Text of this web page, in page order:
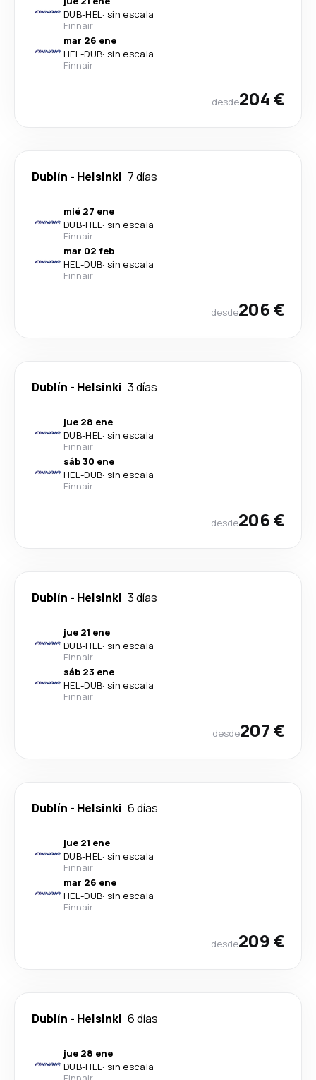
DUB-HEL· sin escala
Finnair
mar 26 ene
HEL-DUB· sin escala
Finnair
desde204 €
Dublín - Helsinki 7 días
mié 27 ene
DUB-HEL· sin escala
Finnair
mar 02 feb
HEL-DUB· sin escala
Finnair
desde206 €
Dublín - Helsinki 3 días
jue 28 ene
DUB-HEL· sin escala
Finnair
sáb 30 ene
HEL-DUB· sin escala
Finnair
desde206 €
Dublín - Helsinki 3 días
jue 21 ene
DUB-HEL· sin escala
Finnair
sáb 23 ene
HEL-DUB· sin escala
Finnair
desde207 €
Dublín - Helsinki 6 días
jue 21 ene
DUB-HEL· sin escala
Finnair
mar 26 ene
HEL-DUB· sin escala
Finnair
desde209 €
Dublín - Helsinki 6 días
jue 28 ene
DUB-HEL· sin escala